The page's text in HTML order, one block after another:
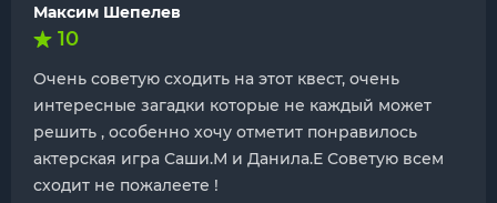
Максим Шепелев
10
Очень советую сходить на этот квест, очень
интересные загадки которые не каждый может
решить , особенно хочу отметит понравилось
актерская игра Саши.М и Данила.Е Советую всем
сходит не пожалеете !